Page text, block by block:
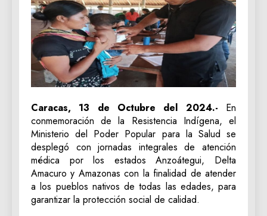
Caracas, 13 de Octubre del 2024.- En
conmemoración de la Resistencia Indígena, el
Ministerio del Poder Popular para la Salud se
desplegó con jornadas integrales de atención
médica por los estados Anzoátegui, Delta
Amacuro y Amazonas con la finalidad de atender
a los pueblos nativos de todas las edades, para
garantizar la protección social de calidad.